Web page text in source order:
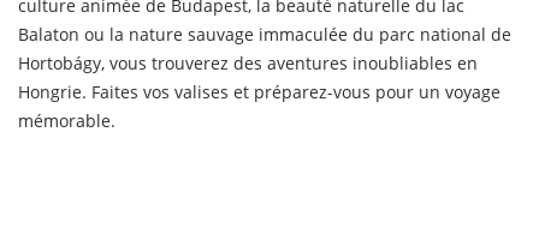
culture animée de Budapest, la beauté naturelle du lac
Balaton ou la nature sauvage immaculée du parc national de
Hortobágy, vous trouverez des aventures inoubliables en
Hongrie. Faites vos valises et préparez-vous pour un voyage
mémorable.